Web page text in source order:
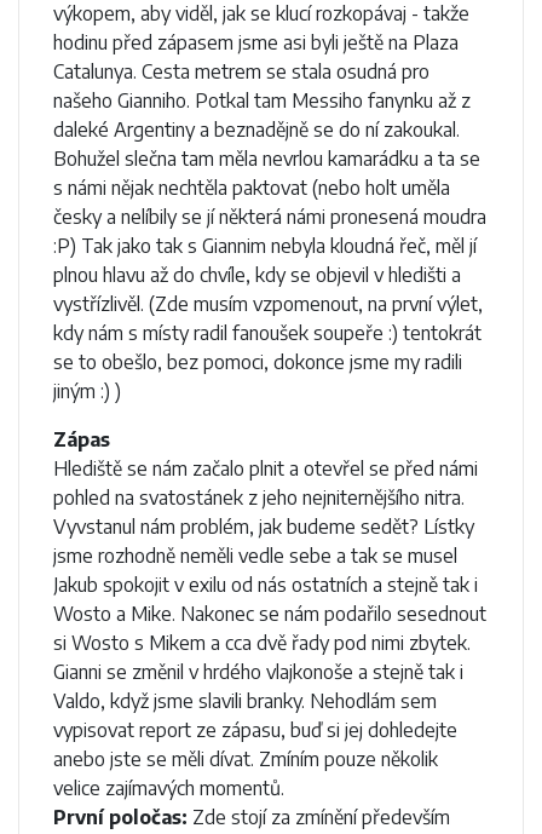
výkopem, aby viděl, jak se klucí rozkopávaj - takže
hodinu před zápasem jsme asi byli ještě na Plaza
Catalunya. Cesta metrem se stala osudná pro
našeho Gianniho. Potkal tam Messiho fanynku až z
daleké Argentiny a beznadějně se do ní zakoukal.
Bohužel slečna tam měla nevrlou kamarádku a ta se
s námi nějak nechtěla paktovat (nebo holt uměla
česky a nelíbily se jí některá námi pronesená moudra
:P) Tak jako tak s Giannim nebyla kloudná řeč, měl jí
plnou hlavu až do chvíle, kdy se objevil v hledišti a
vystřízlivěl. (Zde musím vzpomenout, na první výlet,
kdy nám s místy radil fanoušek soupeře :) tentokrát
se to obešlo, bez pomoci, dokonce jsme my radili
jiným :) )
Zápas
Hlediště se nám začalo plnit a otevřel se před námi
pohled na svatostánek z jeho nejniternějšího nitra.
Vyvstanul nám problém, jak budeme sedět? Lístky
jsme rozhodně neměli vedle sebe a tak se musel
Jakub spokojit v exilu od nás ostatních a stejně tak i
Wosto a Mike. Nakonec se nám podařilo sesednout
si Wosto s Mikem a cca dvě řady pod nimi zbytek.
Gianni se změnil v hrdého vlajkonoše a stejně tak i
Valdo, když jsme slavili branky. Nehodlám sem
vypisovat report ze zápasu, buď si jej dohledejte
anebo jste se měli dívat. Zmíním pouze několik
velice zajímavých momentů.
První poločas: Zde stojí za zmínění především